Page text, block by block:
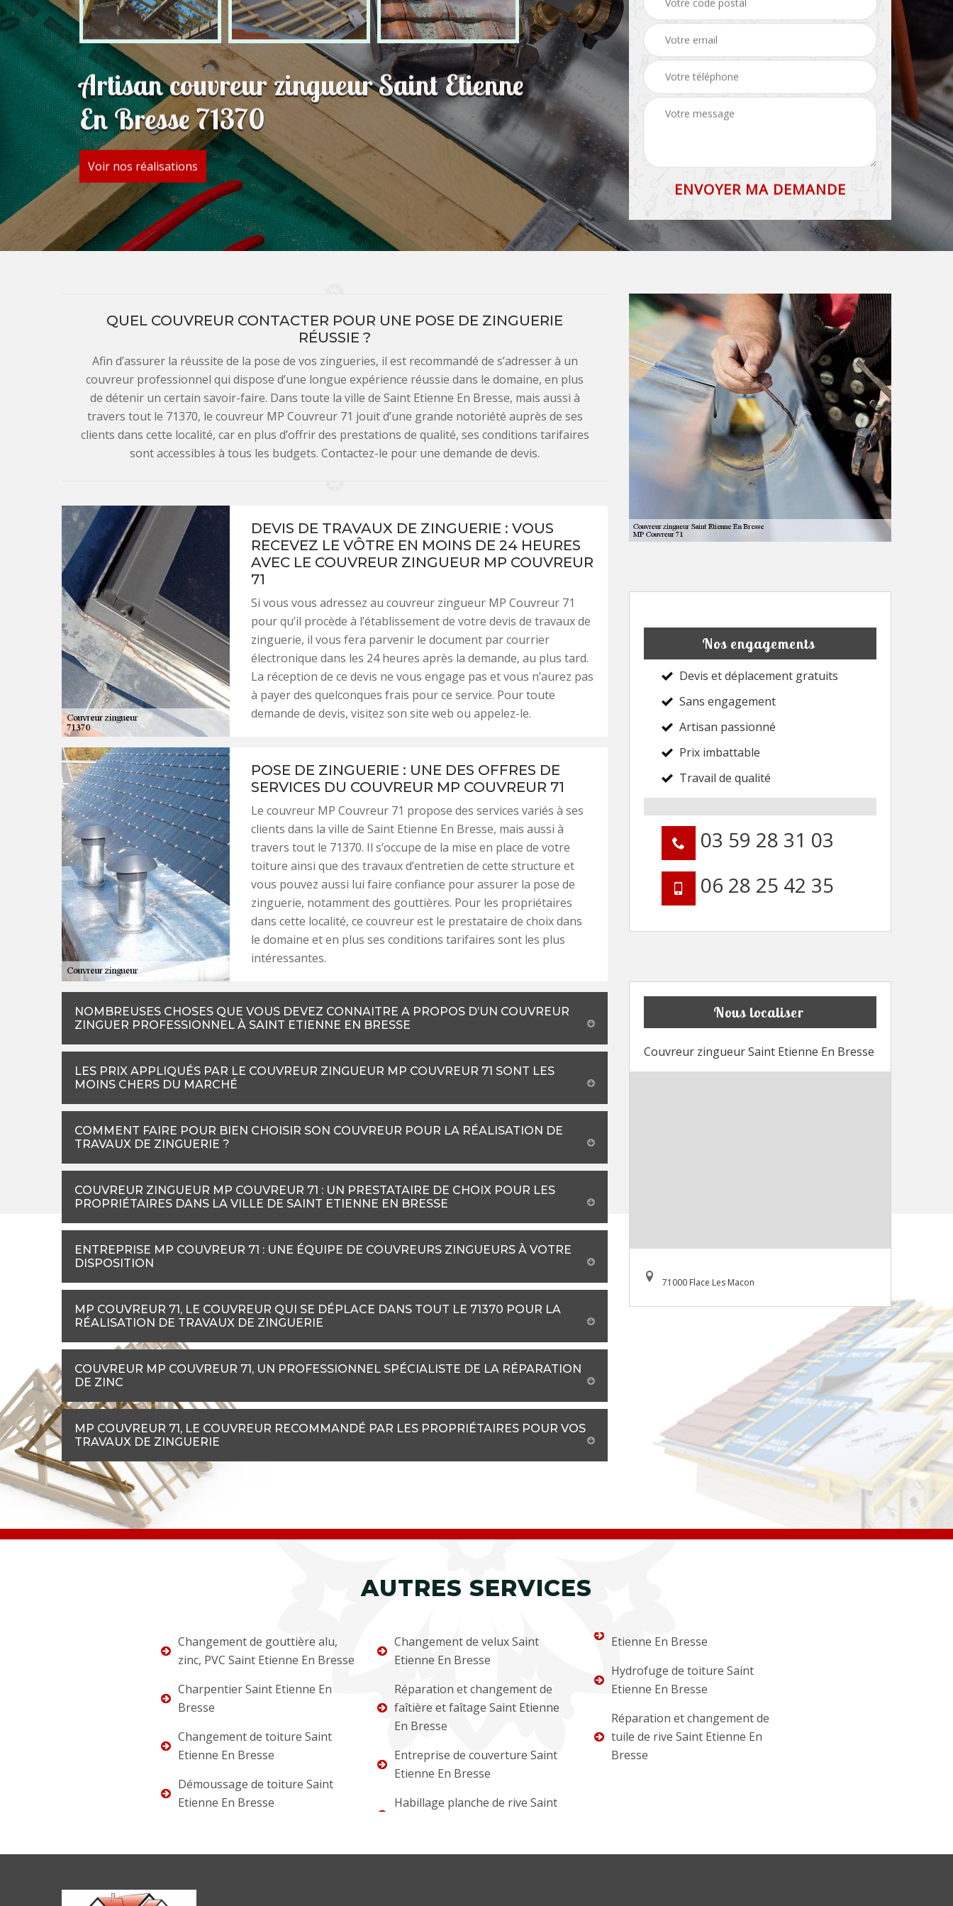
Artisan couvreur zingueur Saint Etienne
En Bresse 71370
Voir nos réalisations
QUEL COUVREUR CONTACTER POUR UNE POSE DE ZINGUERIE
RÉUSSIE ?
Afin d’assurer la réussite de la pose de vos zingueries, il est recommandé de s’adresser à un
couvreur professionnel qui dispose d’une longue expérience réussie dans le domaine, en plus
de détenir un certain savoir-faire. Dans toute la ville de Saint Etienne En Bresse, mais aussi à
travers tout le 71370, le couvreur MP Couvreur 71 jouit d’une grande notoriété auprès de ses
clients dans cette localité, car en plus d’offrir des prestations de qualité, ses conditions tarifaires
sont accessibles à tous les budgets. Contactez-le pour une demande de devis.
DEVIS DE TRAVAUX DE ZINGUERIE : VOUS
RECEVEZ LE VÔTRE EN MOINS DE 24 HEURES
AVEC LE COUVREUR ZINGUEUR MP COUVREUR
71
Si vous vous adressez au couvreur zingueur MP Couvreur 71
pour qu’il procède à l’établissement de votre devis de travaux de
zinguerie, il vous fera parvenir le document par courrier
électronique dans les 24 heures après la demande, au plus tard.
La réception de ce devis ne vous engage pas et vous n’aurez pas
à payer des quelconques frais pour ce service. Pour toute
demande de devis, visitez son site web ou appelez-le.
POSE DE ZINGUERIE : UNE DES OFFRES DE
SERVICES DU COUVREUR MP COUVREUR 71
Le couvreur MP Couvreur 71 propose des services variés à ses
clients dans la ville de Saint Etienne En Bresse, mais aussi à
travers tout le 71370. Il s’occupe de la mise en place de votre
toiture ainsi que des travaux d’entretien de cette structure et
vous pouvez aussi lui faire confiance pour assurer la pose de
zinguerie, notamment des gouttières. Pour les propriétaires
dans cette localité, ce couvreur est le prestataire de choix dans
le domaine et en plus ses conditions tarifaires sont les plus
intéressantes.
NOMBREUSES CHOSES QUE VOUS DEVEZ CONNAITRE A PROPOS D’UN COUVREUR
ZINGUER PROFESSIONNEL À SAINT ETIENNE EN BRESSE
LES PRIX APPLIQUÉS PAR LE COUVREUR ZINGUEUR MP COUVREUR 71 SONT LES
MOINS CHERS DU MARCHÉ
COMMENT FAIRE POUR BIEN CHOISIR SON COUVREUR POUR LA RÉALISATION DE
TRAVAUX DE ZINGUERIE ?
COUVREUR ZINGUEUR MP COUVREUR 71 : UN PRESTATAIRE DE CHOIX POUR LES
PROPRIÉTAIRES DANS LA VILLE DE SAINT ETIENNE EN BRESSE
ENTREPRISE MP COUVREUR 71 : UNE ÉQUIPE DE COUVREURS ZINGUEURS À VOTRE
DISPOSITION
MP COUVREUR 71, LE COUVREUR QUI SE DÉPLACE DANS TOUT LE 71370 POUR LA
RÉALISATION DE TRAVAUX DE ZINGUERIE
COUVREUR MP COUVREUR 71, UN PROFESSIONNEL SPÉCIALISTE DE LA RÉPARATION
DE ZINC
MP COUVREUR 71, LE COUVREUR RECOMMANDÉ PAR LES PROPRIÉTAIRES POUR VOS
TRAVAUX DE ZINGUERIE
Nos engagements
Devis et déplacement gratuits
Sans engagement
Artisan passionné
Prix imbattable
Travail de qualité
03 59 28 31 03
06 28 25 42 35
Nous localiser
Couvreur zingueur Saint Etienne En Bresse
71000 Flace Les Macon
AUTRES SERVICES
Changement de gouttière alu,
zinc, PVC Saint Etienne En Bresse
Charpentier Saint Etienne En
Bresse
Changement de toiture Saint
Etienne En Bresse
Démoussage de toiture Saint
Etienne En Bresse
Changement de velux Saint
Etienne En Bresse
Réparation et changement de
faîtière et faîtage Saint Etienne
En Bresse
Entreprise de couverture Saint
Etienne En Bresse
Habillage planche de rive Saint
Etienne En Bresse
Hydrofuge de toiture Saint
Etienne En Bresse
Réparation et changement de
tuile de rive Saint Etienne En
Bresse